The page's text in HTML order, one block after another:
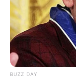
BUZZ DAY